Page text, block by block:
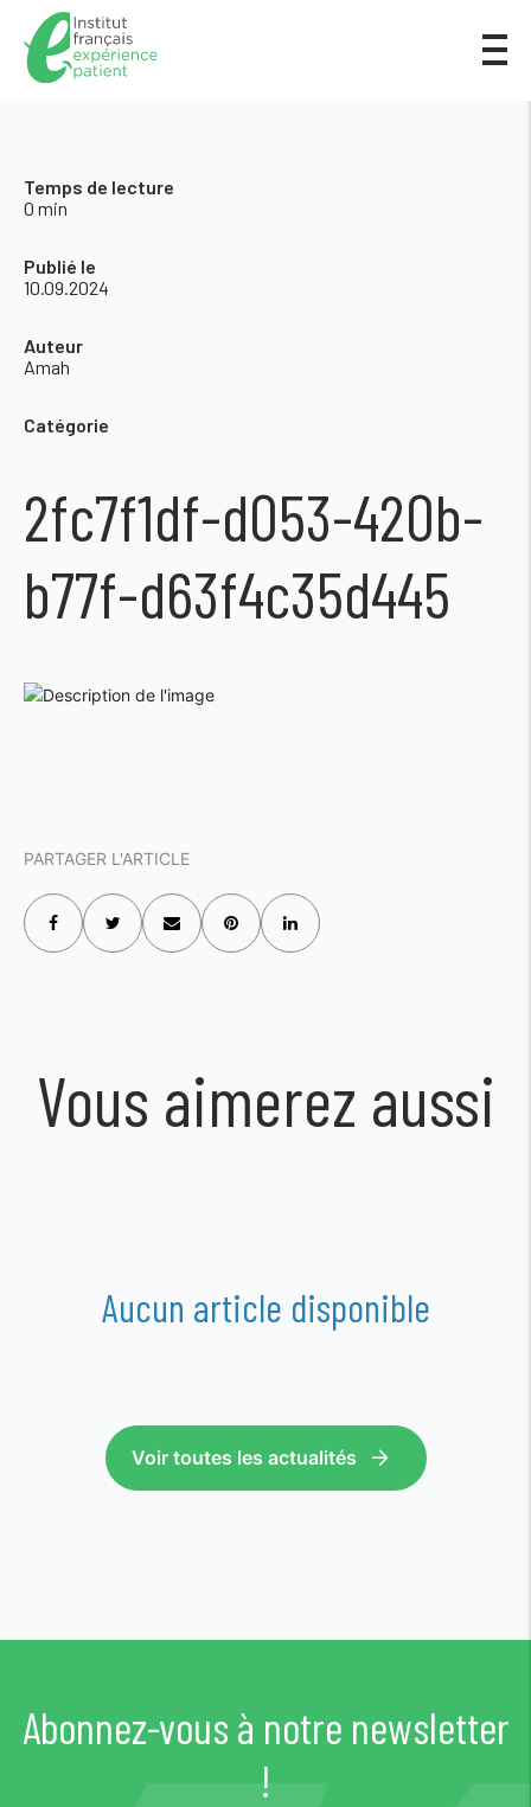
Temps de lecture
0 min
Publié le
10.09.2024
Auteur
Amah
Catégorie
2fc7f1df-d053-420b-
b77f-d63f4c35d445
PARTAGER L'ARTICLE
Vous aimerez aussi
Aucun article disponible
Voir toutes les actualités
Abonnez-vous à notre newsletter
!